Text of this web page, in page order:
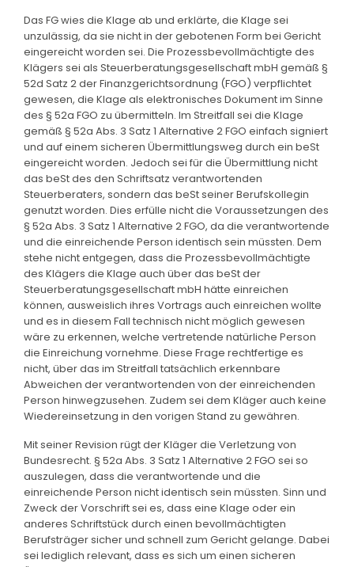
Das FG wies die Klage ab und erklärte, die Klage sei
unzulässig, da sie nicht in der gebotenen Form bei Gericht
eingereicht worden sei. Die Prozessbevollmächtigte des
Klägers sei als Steuerberatungsgesellschaft mbH gemäß §
52d Satz 2 der Finanzgerichtsordnung (FGO) verpflichtet
gewesen, die Klage als elektronisches Dokument im Sinne
des § 52a FGO zu übermitteln. Im Streitfall sei die Klage
gemäß § 52a Abs. 3 Satz 1 Alternative 2 FGO einfach signiert
und auf einem sicheren Übermittlungsweg durch ein beSt
eingereicht worden. Jedoch sei für die Übermittlung nicht
das beSt des den Schriftsatz verantwortenden
Steuerberaters, sondern das beSt seiner Berufskollegin
genutzt worden. Dies erfülle nicht die Voraussetzungen des
§ 52a Abs. 3 Satz 1 Alternative 2 FGO, da die verantwortende
und die einreichende Person identisch sein müssten. Dem
stehe nicht entgegen, dass die Prozessbevollmächtigte
des Klägers die Klage auch über das beSt der
Steuerberatungsgesellschaft mbH hätte einreichen
können, ausweislich ihres Vortrags auch einreichen wollte
und es in diesem Fall technisch nicht möglich gewesen
wäre zu erkennen, welche vertretende natürliche Person
die Einreichung vornehme. Diese Frage rechtfertige es
nicht, über das im Streitfall tatsächlich erkennbare
Abweichen der verantwortenden von der einreichenden
Person hinwegzusehen. Zudem sei dem Kläger auch keine
Wiedereinsetzung in den vorigen Stand zu gewähren.
Mit seiner Revision rügt der Kläger die Verletzung von
Bundesrecht. § 52a Abs. 3 Satz 1 Alternative 2 FGO sei so
auszulegen, dass die verantwortende und die
einreichende Person nicht identisch sein müssten. Sinn und
Zweck der Vorschrift sei es, dass eine Klage oder ein
anderes Schriftstück durch einen bevollmächtigten
Berufsträger sicher und schnell zum Gericht gelange. Dabei
sei lediglich relevant, dass es sich um einen sicheren